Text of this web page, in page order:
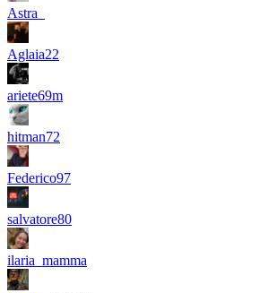
Astra_
Aglaia22
ariete69m
hitman72
Federico97
salvatore80
ilaria_mamma